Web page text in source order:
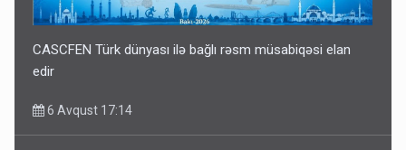
CASCFEN Türk dünyası ilə bağlı rəsm müsabiqəsi elan
edir
6 Avqust 17:14